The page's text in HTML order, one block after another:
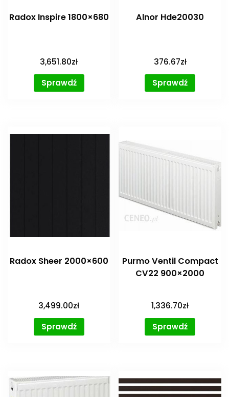
Radox Inspire 1800×680
3,651.80zł
Sprawdź
Alnor Hde20030
376.67zł
Sprawdź
Radox Sheer 2000×600
3,499.00zł
Sprawdź
Purmo Ventil Compact
CV22 900×2000
1,336.70zł
Sprawdź